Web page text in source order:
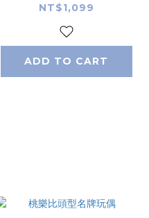
NT$1,099
ADD TO CART